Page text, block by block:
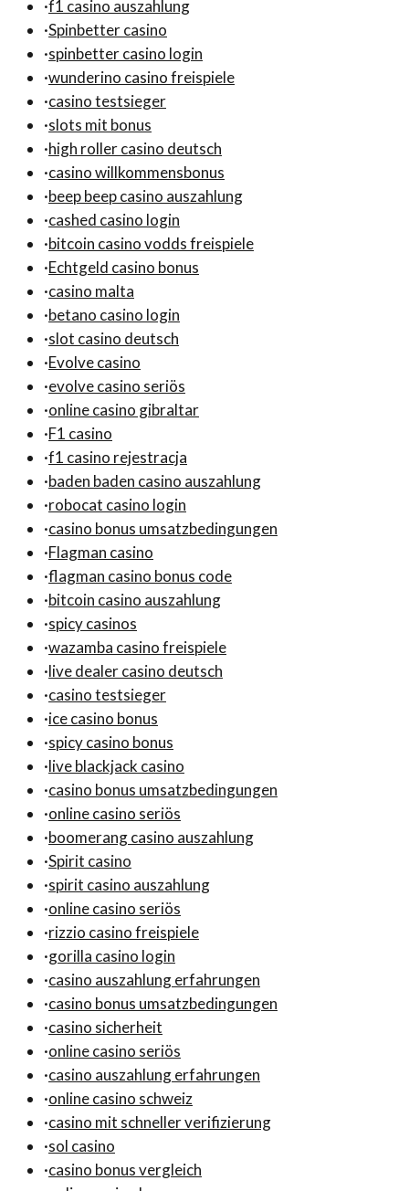
·f1 casino auszahlung
·Spinbetter casino
·spinbetter casino login
·wunderino casino freispiele
·casino testsieger
·slots mit bonus
·high roller casino deutsch
·casino willkommensbonus
·beep beep casino auszahlung
·cashed casino login
·bitcoin casino vodds freispiele
·Echtgeld casino bonus
·casino malta
·betano casino login
·slot casino deutsch
·Evolve casino
·evolve casino seriös
·online casino gibraltar
·F1 casino
·f1 casino rejestracja
·baden baden casino auszahlung
·robocat casino login
·casino bonus umsatzbedingungen
·Flagman casino
·flagman casino bonus code
·bitcoin casino auszahlung
·spicy casinos
·wazamba casino freispiele
·live dealer casino deutsch
·casino testsieger
·ice casino bonus
·spicy casino bonus
·live blackjack casino
·casino bonus umsatzbedingungen
·online casino seriös
·boomerang casino auszahlung
·Spirit casino
·spirit casino auszahlung
·online casino seriös
·rizzio casino freispiele
·gorilla casino login
·casino auszahlung erfahrungen
·casino bonus umsatzbedingungen
·casino sicherheit
·online casino seriös
·casino auszahlung erfahrungen
·online casino schweiz
·casino mit schneller verifizierung
·sol casino
·casino bonus vergleich